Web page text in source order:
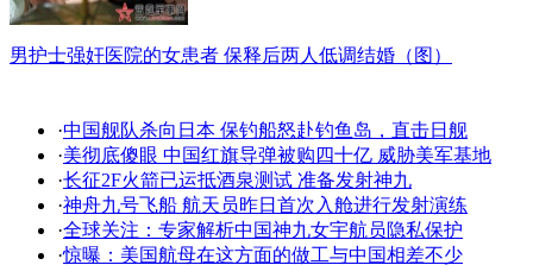
男护士强奸医院的女患者 保释后两人低调结婚（图）
·中国舰队杀向日本 保钓船怒赴钓鱼岛，直击日舰
·美彻底傻眼 中国红旗导弹被购四十亿 威胁美军基地
·长征2F火箭已运抵酒泉测试 准备发射神九
·神舟九号飞船 航天员昨日首次入舱进行发射演练
·全球关注：专家解析中国神九女宇航员隐私保护
·惊曝：美国航母在这方面的做工与中国相差不少